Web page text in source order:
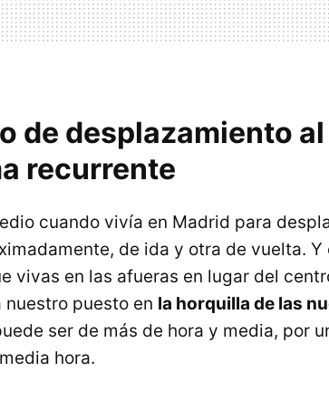
de desplazamiento
recurrente
cuando vivía en Madrid para
de ida y otra de vuelta.
vivas en las afueras en lugar del
nuestro puesto en la horquilla de las
ser de más de hora y media, por
hora.